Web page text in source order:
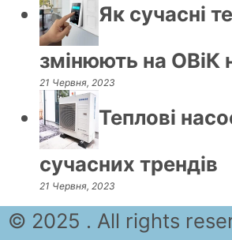
Як сучасні
змінюють на ОВіК
21 Червня, 2023
Теплові
сучасних трендів
21 Червня, 2023
© 2025 . All rights